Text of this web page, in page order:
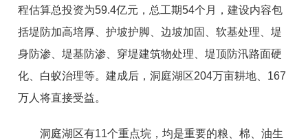
程估算总投资为59.4亿元，总工期54个月，建设内容包
括堤防加高培厚、护坡护脚、边坡加固、软基处理、堤
身防渗、堤基防渗、穿堤建筑物处理、堤顶防汛路面硬
化、白蚁治理等。建成后，洞庭湖区204万亩耕地、167
万人将直接受益。
洞庭湖区有11个重点垸，均是重要的粮、棉、油生